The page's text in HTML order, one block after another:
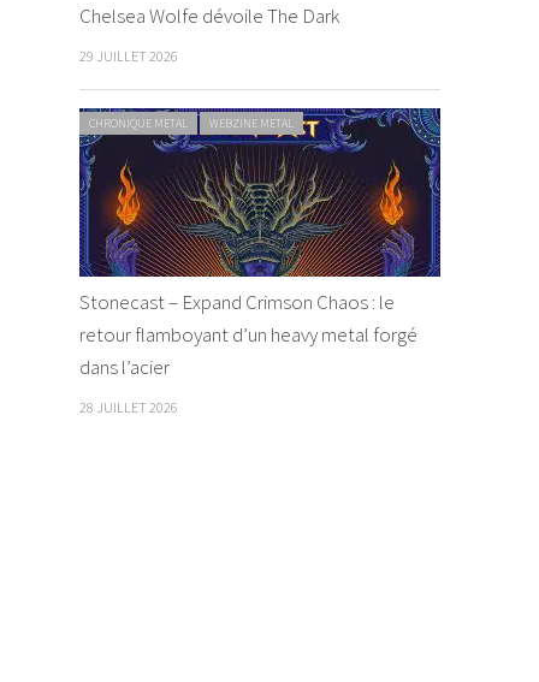
Chelsea Wolfe dévoile The Dark
29 JUILLET 2026
CHRONIQUE METAL WEBZINE METAL
Stonecast – Expand Crimson Chaos : le
retour flamboyant d’un heavy metal forgé
dans l’acier
28 JUILLET 2026